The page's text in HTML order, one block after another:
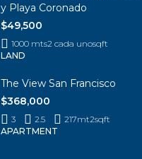
y Playa Coronado
$49,500
1000 mts2 cada unosqft
LAND
The View San Francisco
$368,000
3 2.5 217mt2sqft
APARTMENT